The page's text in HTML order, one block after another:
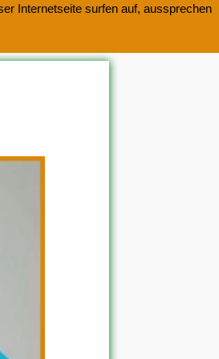
Internetseite surfen auf, aussprechen